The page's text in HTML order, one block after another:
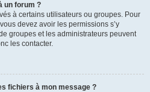
un forum ?
à certains utilisateurs ou groupes. Pour
devez avoir les permissions s’y
groupes et les administrateurs peuvent
les contacter.
fichiers à mon message ?